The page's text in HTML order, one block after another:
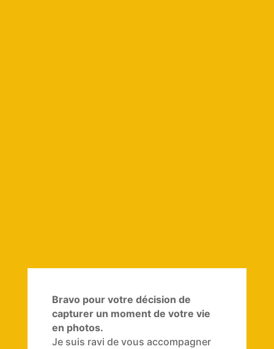
Bravo pour votre décision de
capturer un moment de votre vie
en photos.
Je suis ravi de vous accompagner